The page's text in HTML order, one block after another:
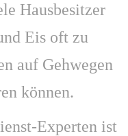
Hausbesitzer
Eis oft zu
auf Gehwegen
können.
Experten ist